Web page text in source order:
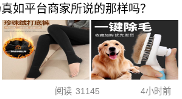
如平台商家所说的那样吗？
阅读 31145 4小时前